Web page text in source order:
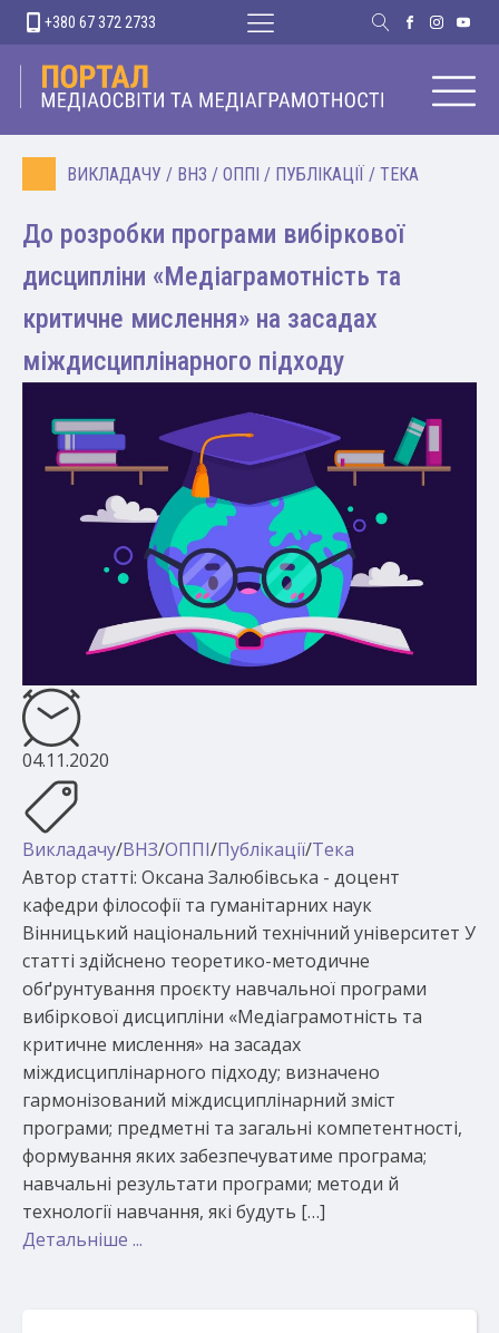
+380 67 372 2733
ВИКЛАДАЧУ / ВНЗ / ОППІ / ПУБЛІКАЦІЇ / ТЕКА
До розробки програми вибіркової
дисципліни «Медіаграмотність та
критичне мислення» на засадах
міждисциплінарного підходу
04.11.2020
Викладачу/ВНЗ/ОППІ/Публікації/Тека
Автор статті: Оксана Залюбівська - доцент
кафедри філософії та гуманітарних наук
Вінницький національний технічний університет У
статті здійснено теоретико-методичне
обґрунтування проєкту навчальної програми
вибіркової дисципліни «Медіаграмотність та
критичне мислення» на засадах
міждисциплінарного підходу; визначено
гармонізований міждисциплінарний зміст
програми; предметні та загальні компетентності,
формування яких забезпечуватиме програма;
навчальні результати програми; методи й
технології навчання, які будуть […]
Детальніше ...